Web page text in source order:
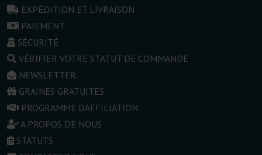
EXPÉDITION ET LIVRAISON
PAIEMENT
SÉCURITÉ
VÉRIFIER VOTRE STATUT DE COMMANDE
NEWSLETTER
GRAINES GRATUITES
PROGRAMME D'AFFILIATION
A PROPOS DE NOUS
STATUTS